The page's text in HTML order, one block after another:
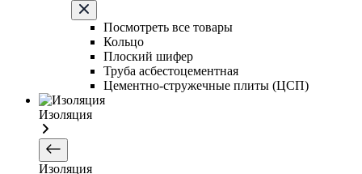
Посмотреть все товары
Кольцо
Плоский шифер
Труба асбестоцементная
Цементно-стружечные плиты (ЦСП)
Изоляция
Изоляция